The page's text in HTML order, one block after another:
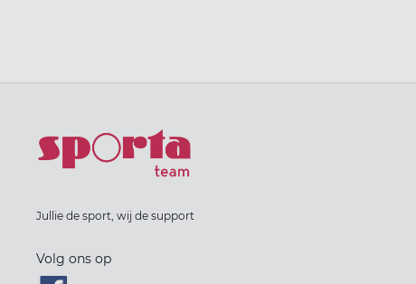
Jullie de sport, wij de support
Volg ons op